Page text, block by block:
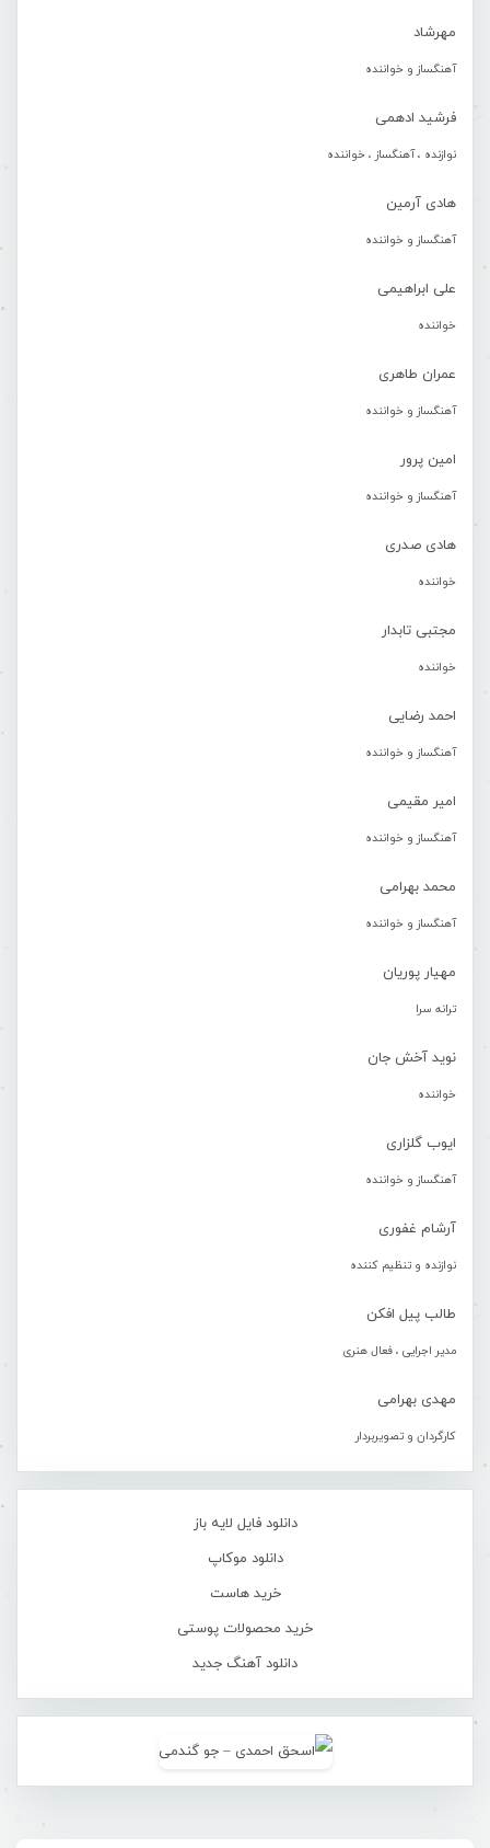
مهرشاد
آهنگساز و خواننده
فرشید ادهمی
نوازنده ، آهنگساز ، خواننده
هادی آرمین
آهنگساز و خواننده
علی ابراهیمی
خواننده
عمران طاهری
آهنگساز و خواننده
امین پرور
آهنگساز و خواننده
هادی صدری
خواننده
مجتبی تابدار
خواننده
احمد رضایی
آهنگساز و خواننده
امیر مقیمی
آهنگساز و خواننده
محمد بهرامی
آهنگساز و خواننده
مهیار پوریان
ترانه سرا
نوید آخش جان
خواننده
ایوب گلزاری
آهنگساز و خواننده
آرشام غفوری
نوازنده و تنظیم کننده
طالب پیل افکن
مدیر اجرایی ، فعال هنری
مهدی بهرامی
کارگردان و تصویربردار
دانلود فایل لایه باز
دانلود موکاپ
خرید هاست
خرید محصولات پوستی
دانلود آهنگ جدید